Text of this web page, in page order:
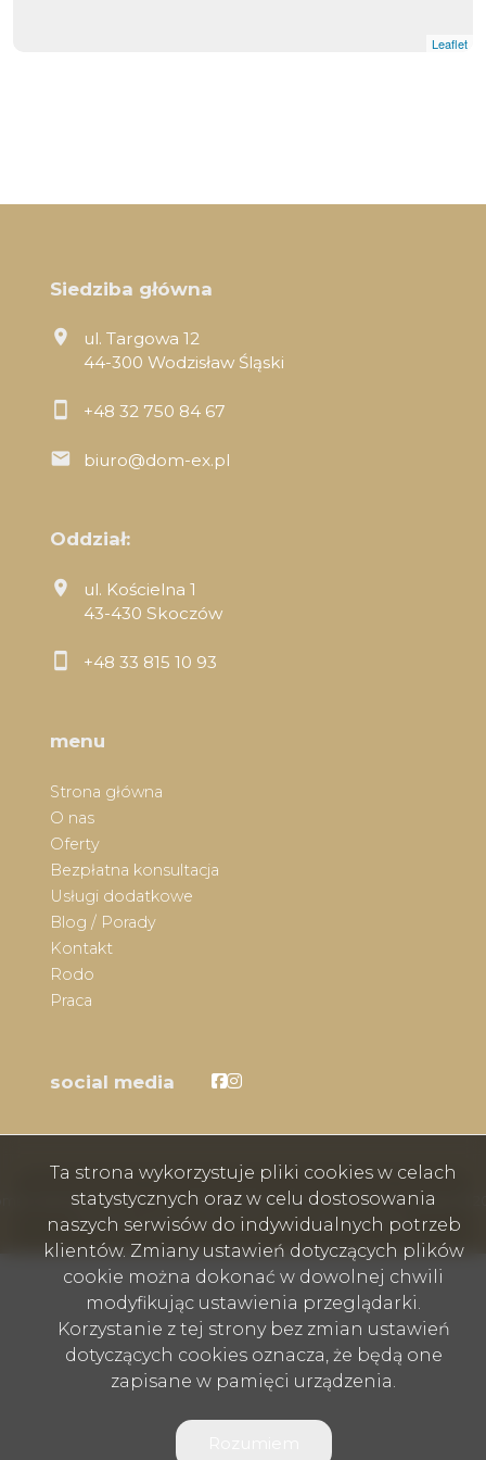
Leaflet
Siedziba główna
ul. Targowa 12
44-300 Wodzisław Śląski
+48 32 750 84 67
biuro@dom-ex.pl
Oddział:
ul. Kościelna 1
43-430 Skoczów
+48 33 815 10 93
menu
Strona główna
O nas
Oferty
Bezpłatna konsultacja
Usługi dodatkowe
Blog / Porady
Kontakt
Rodo
Praca
social media Facebook
Facebook
nieruchomości - Wodzisław Śląski, Rybnik, Skoczów, Cieszyn ©
Program dla biur nieruchomościGalactica Virgo
Ta strona wykorzystuje pliki cookies w celach
statystycznych oraz w celu dostosowania
naszych serwisów do indywidualnych potrzeb
klientów. Zmiany ustawień dotyczących plików
cookie można dokonać w dowolnej chwili
modyfikując ustawienia przeglądarki.
Korzystanie z tej strony bez zmian ustawień
dotyczących cookies oznacza, że będą one
zapisane w pamięci urządzenia.